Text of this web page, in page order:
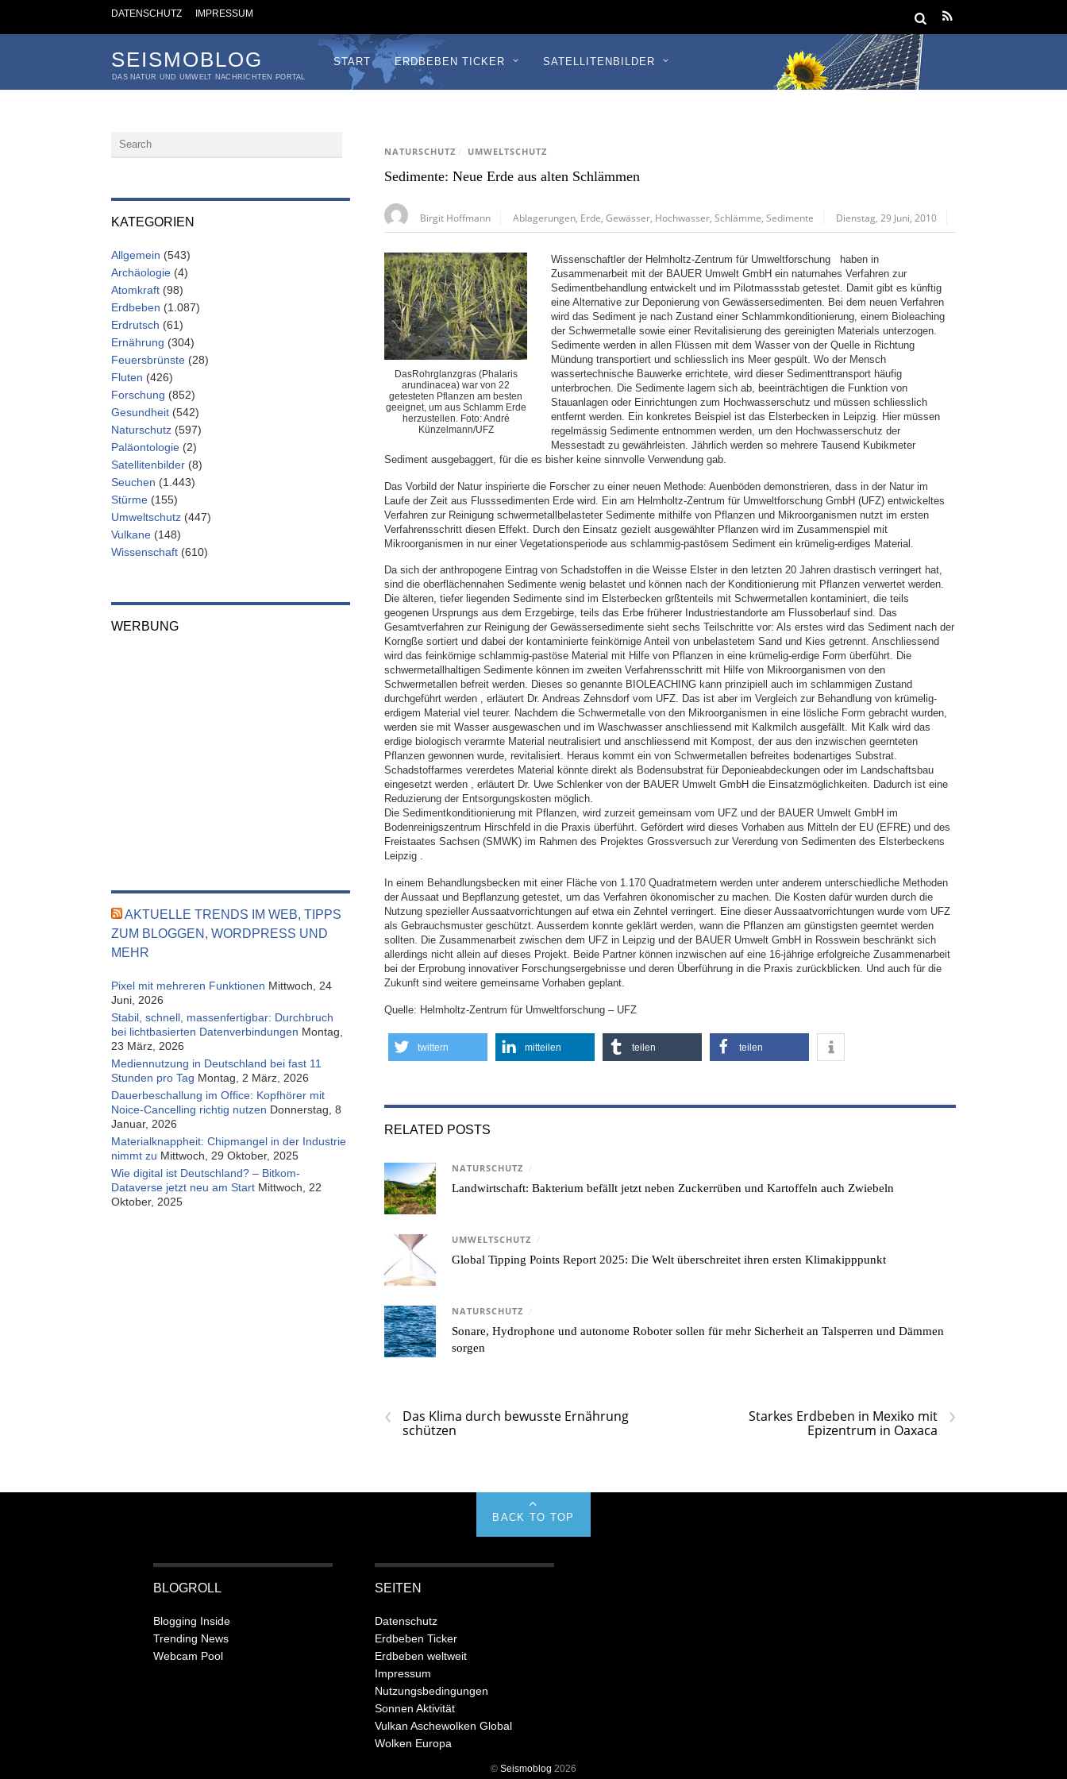
DATENSCHUTZ IMPRESSUM
SEISMOBLOG
DAS NATUR UND UMWELT NACHRICHTEN PORTAL
START ERDBEBEN TICKER SATELLITENBILDER
NATURSCHUTZ / UMWELTSCHUTZ
Sedimente: Neue Erde aus alten Schlämmen
Birgit Hoffmann Ablagerungen Erde ,Gewässer Hochwasser ,Schlämme ,Sedimente Dienstag, 29 Juni, 2010
DasRohrglanzgras (Phalaris
arundinacea) war von 22
getesteten Pflanzen am besten
geeignet, um aus Schlamm Erde
herzustellen. Foto: André
Künzelmann/UFZ
Wissenschaftler der Helmholtz-Zentrum für Umweltforschung haben in
Zusammenarbeit mit der BAUER Umwelt GmbH ein naturnahes Verfahren zur
Sedimentbehandlung entwickelt und im Pilotmassstab getestet. Damit gibt es künftig
eine Alternative zur Deponierung von Gewässersedimenten. Bei dem neuen Verfahren
wird das Sediment je nach Zustand einer Schlammkonditionierung, einem Bioleaching
der Schwermetalle sowie einer Revitalisierung des gereinigten Materials unterzogen.
Sedimente werden in allen Flüssen mit dem Wasser von der Quelle in Richtung
Mündung transportiert und schliesslich ins Meer gespült. Wo der Mensch
wassertechnische Bauwerke errichtete, wird dieser Sedimenttransport häufig
unterbrochen. Die Sedimente lagern sich ab, beeinträchtigen die Funktion von
Stauanlagen oder Einrichtungen zum Hochwasserschutz und müssen schliesslich
entfernt werden. Ein konkretes Beispiel ist das Elsterbecken in Leipzig. Hier müssen
regelmässig Sedimente entnommen werden, um den Hochwasserschutz der
Messestadt zu gewährleisten. Jährlich werden so mehrere Tausend Kubikmeter
Sediment ausgebaggert, für die es bisher keine sinnvolle Verwendung gab.
Das Vorbild der Natur inspirierte die Forscher zu einer neuen Methode: Auenböden demonstrieren, dass in der Natur im
Laufe der Zeit aus Flusssedimenten Erde wird. Ein am Helmholtz-Zentrum für Umweltforschung GmbH (UFZ) entwickeltes
Verfahren zur Reinigung schwermetallbelasteter Sedimente mithilfe von Pflanzen und Mikroorganismen nutzt im ersten
Verfahrensschritt diesen Effekt. Durch den Einsatz gezielt ausgewählter Pflanzen wird im Zusammenspiel mit
Mikroorganismen in nur einer Vegetationsperiode aus schlammig-pastösem Sediment ein krümelig-erdiges Material.
Da sich der anthropogene Eintrag von Schadstoffen in die Weisse Elster in den letzten 20 Jahren drastisch verringert hat,
sind die oberflächennahen Sedimente wenig belastet und können nach der Konditionierung mit Pflanzen verwertet werden.
Die älteren, tiefer liegenden Sedimente sind im Elsterbecken grßtenteils mit Schwermetallen kontaminiert, die teils
geogenen Ursprungs aus dem Erzgebirge, teils das Erbe früherer Industriestandorte am Flussoberlauf sind. Das
Gesamtverfahren zur Reinigung der Gewässersedimente sieht sechs Teilschritte vor: Als erstes wird das Sediment nach der
Korngße sortiert und dabei der kontaminierte feinkörnige Anteil von unbelastetem Sand und Kies getrennt. Anschliessend
wird das feinkörnige schlammig-pastöse Material mit Hilfe von Pflanzen in eine krümelig-erdige Form überführt. Die
schwermetallhaltigen Sedimente können im zweiten Verfahrensschritt mit Hilfe von Mikroorganismen von den
Schwermetallen befreit werden. Dieses so genannte BIOLEACHING kann prinzipiell auch im schlammigen Zustand
durchgeführt werden , erläutert Dr. Andreas Zehnsdorf vom UFZ. Das ist aber im Vergleich zur Behandlung von krümelig-
erdigem Material viel teurer. Nachdem die Schwermetalle von den Mikroorganismen in eine lösliche Form gebracht wurden,
werden sie mit Wasser ausgewaschen und im Waschwasser anschliessend mit Kalkmilch ausgefällt. Mit Kalk wird das
erdige biologisch verarmte Material neutralisiert und anschliessend mit Kompost, der aus den inzwischen geernteten
Pflanzen gewonnen wurde, revitalisiert. Heraus kommt ein von Schwermetallen befreites bodenartiges Substrat.
Schadstoffarmes vererdetes Material könnte direkt als Bodensubstrat für Deponieabdeckungen oder im Landschaftsbau
eingesetzt werden , erläutert Dr. Uwe Schlenker von der BAUER Umwelt GmbH die Einsatzmöglichkeiten. Dadurch ist eine
Reduzierung der Entsorgungskosten möglich.
Die Sedimentkonditionierung mit Pflanzen, wird zurzeit gemeinsam vom UFZ und der BAUER Umwelt GmbH im
Bodenreinigszentrum Hirschfeld in die Praxis überführt. Gefördert wird dieses Vorhaben aus Mitteln der EU (EFRE) und des
Freistaates Sachsen (SMWK) im Rahmen des Projektes Grossversuch zur Vererdung von Sedimenten des Elsterbeckens
Leipzig .
In einem Behandlungsbecken mit einer Fläche von 1.170 Quadratmetern werden unter anderem unterschiedliche Methoden
der Aussaat und Bepflanzung getestet, um das Verfahren ökonomischer zu machen. Die Kosten dafür wurden durch die
Nutzung spezieller Aussaatvorrichtungen auf etwa ein Zehntel verringert. Eine dieser Aussaatvorrichtungen wurde vom UFZ
als Gebrauchsmuster geschützt. Ausserdem konnte geklärt werden, wann die Pflanzen am günstigsten geerntet werden
sollten. Die Zusammenarbeit zwischen dem UFZ in Leipzig und der BAUER Umwelt GmbH in Rosswein beschränkt sich
allerdings nicht allein auf dieses Projekt. Beide Partner können inzwischen auf eine 16-jährige erfolgreiche Zusammenarbeit
bei der Erprobung innovativer Forschungsergebnisse und deren Überführung in die Praxis zurückblicken. Und auch für die
Zukunft sind weitere gemeinsame Vorhaben geplant.
Quelle: Helmholtz-Zentrum für Umweltforschung – UFZ
twittern mitteilen teilen teilen
RELATED POSTS
NATURSCHUTZ /
Landwirtschaft: Bakterium befällt jetzt neben Zuckerrüben und Kartoffeln auch Zwiebeln
UMWELTSCHUTZ /
Global Tipping Points Report 2025: Die Welt überschreitet ihren ersten Klimakipppunkt
NATURSCHUTZ /
Sonare, Hydrophone und autonome Roboter sollen für mehr Sicherheit an Talsperren und Dämmen
sorgen
‹
Das Klima durch bewusste Ernährung
schützen
›
Starkes Erdbeben in Mexiko mit
Epizentrum in Oaxaca
KATEGORIEN
Allgemein (543)
Archäologie (4)
Atomkraft (98)
Erdbeben (1.087)
Erdrutsch (61)
Ernährung (304)
Feuersbrünste (28)
Fluten (426)
Forschung (852)
Gesundheit (542)
Naturschutz (597)
Paläontologie (2)
Satellitenbilder (8)
Seuchen (1.443)
Stürme (155)
Umweltschutz (447)
Vulkane (148)
Wissenschaft (610)
WERBUNG
AKTUELLE TRENDS IM WEB, TIPPS
ZUM BLOGGEN, WORDPRESS UND
MEHR
Pixel mit mehreren Funktionen Mittwoch, 24
Juni, 2026
Stabil, schnell, massenfertigbar: Durchbruch
bei lichtbasierten Datenverbindungen Montag,
23 März, 2026
Mediennutzung in Deutschland bei fast 11
Stunden pro Tag Montag, 2 März, 2026
Dauerbeschallung im Office: Kopfhörer mit
Noice-Cancelling richtig nutzen Donnerstag, 8
Januar, 2026
Materialknappheit: Chipmangel in der Industrie
nimmt zu Mittwoch, 29 Oktober, 2025
Wie digital ist Deutschland? – Bitkom-
Dataverse jetzt neu am Start Mittwoch, 22
Oktober, 2025
BACK TO TOP
BLOGROLL
Blogging Inside
Trending News
Webcam Pool
SEITEN
Datenschutz
Erdbeben Ticker
Erdbeben weltweit
Impressum
Nutzungsbedingungen
Sonnen Aktivität
Vulkan Aschewolken Global
Wolken Europa
© Seismoblog 2026